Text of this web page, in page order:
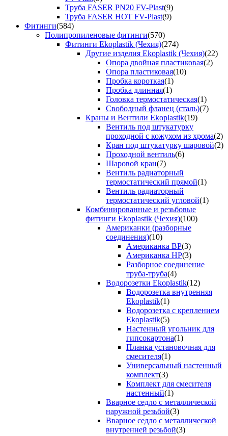
Труба FASER PN20 FV-Plast(9)
Труба FASER HOT FV-Plast(9)
Фитинги(584)
Полипропиленовые фитинги(570)
Фитинги Ekoplastik (Чехия)(274)
Другие изделия Ekoplastik (Чехия)(22)
Опора двойная пластиковая(2)
Опора пластиковая(10)
Пробка короткая(1)
Пробка длинная(1)
Головка термостатическая(1)
Свободный фланец (сталь)(7)
Краны и Вентили Ekoplastik(19)
Вентиль под штукатурку
проходной с кожухом из хрома(2)
Кран под штукатурку шаровой(2)
Проходной вентиль(6)
Шаровой кран(7)
Вентиль радиаторный
термостатический прямой(1)
Вентиль радиаторный
термостатический угловой(1)
Комбинированные и резьбовые
фитинги Ekoplastik (Чехия)(100)
Американки (разборные
соединения)(10)
Американка ВР(3)
Американка НР(3)
Разборное соединение
труба-труба(4)
Водорозетки Ekoplastik(12)
Водорозетка внутренняя
Ekoplastik(1)
Водорозетка с креплением
Ekoplastik(5)
Настенный угольник для
гипсокартона(1)
Планка установочная для
смесителя(1)
Универсальный настенный
комплект(3)
Комплект для смесителя
настенный(1)
Вварное седло с металлической
наружной резьбой(3)
Вварное седло с металлической
внутренней резьбой(3)